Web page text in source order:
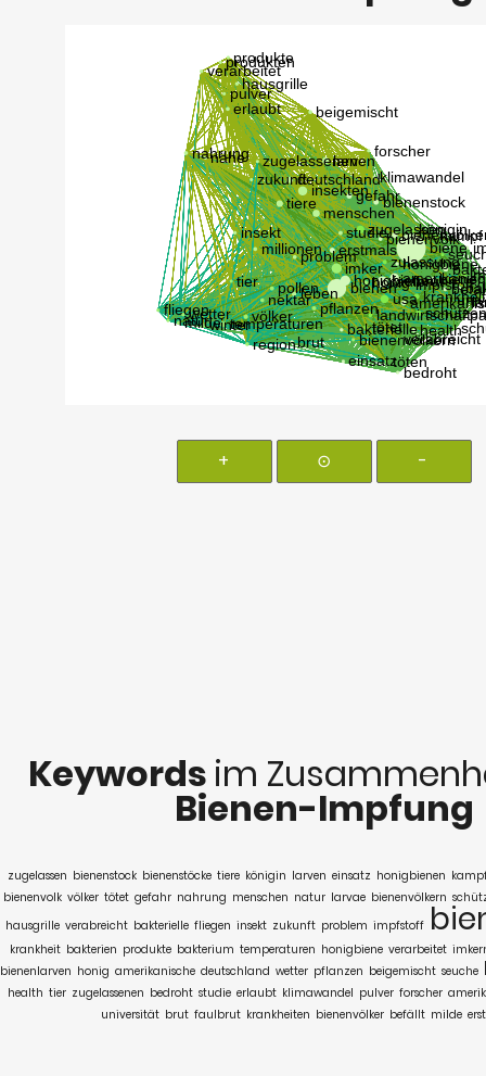
+ ⊙ -
Keywords im
Bienen-Impfung
zugelassen bienenstock bienenstöcke tiere königin larven einsatz honigbienen
bienenvolk völker tötet gefahr nahrung menschen natur larvae bienenvölkern
hausgrille verabreicht bakterielle fliegen insekt zukunft problem impfstoff
krankheit bakterien produkte bakterium temperaturen honigbiene verarbeitet
bienenlarven honig amerikanische deutschland wetter pflanzen beigemischt seuche
health tier zugelassenen bedroht studie erlaubt klimawandel pulver forscher
universität brut faulbrut krankheiten bienenvölker befällt milde